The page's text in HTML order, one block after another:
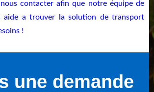
nous contacter afin que notre équipe de
aide a trouver la solution de transport
!
une demande